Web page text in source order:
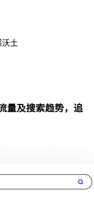
土
量及搜索趋势，追